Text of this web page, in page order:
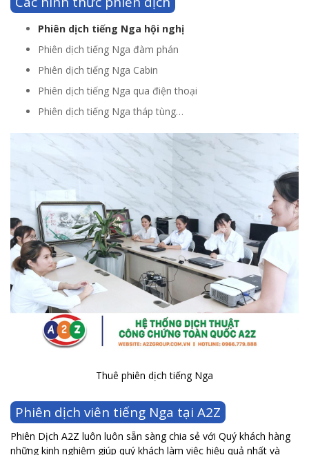
Phiên dịch tiếng Nga hội nghị
Phiên dịch tiếng Nga đàm phán
Phiên dịch tiếng Nga Cabin
Phiên dịch tiếng Nga qua điện thoại
Phiên dịch tiếng Nga tháp tùng…
Thuê phiên dịch tiếng Nga
Phiên dịch viên tiếng Nga tại A2Z
Phiên Dịch A2Z luôn luôn sẵn sàng chia sẻ với Quý khách hàng
những kinh nghiệm giúp quý khách làm việc hiệu quả nhất và